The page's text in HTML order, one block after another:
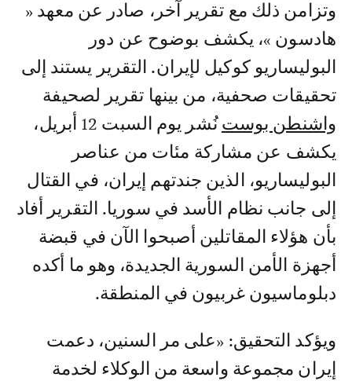
وتزامن ذلك مع تقرير آخر، صادر عن معهد «
هادسون »، يكشف بوضوح عن دور
البوليساريو كوكيل لإيران. التقرير يستند إلى
تحقيقات صحفية، من بينها تقرير لصحيفة
واشنطن بوست
نُشر يوم السبت 12 أبريل،
يكشف عن مشاركة مئات من عناصر
البوليساريو، الذين جندتهم إيران، في القتال
إلى جانب نظام الأسد في سوريا. التقرير أفاد
بأن هؤلاء المقاتلين أصبحوا الآن في قبضة
أجهزة الأمن السورية الجديدة، وهو ما أكده
دبلوماسيون غربيون في المنطقة.
ويؤكد التحقيق: «على مر السنين، دعمت
إيران مجموعة واسعة من الوكلاء لخدمة